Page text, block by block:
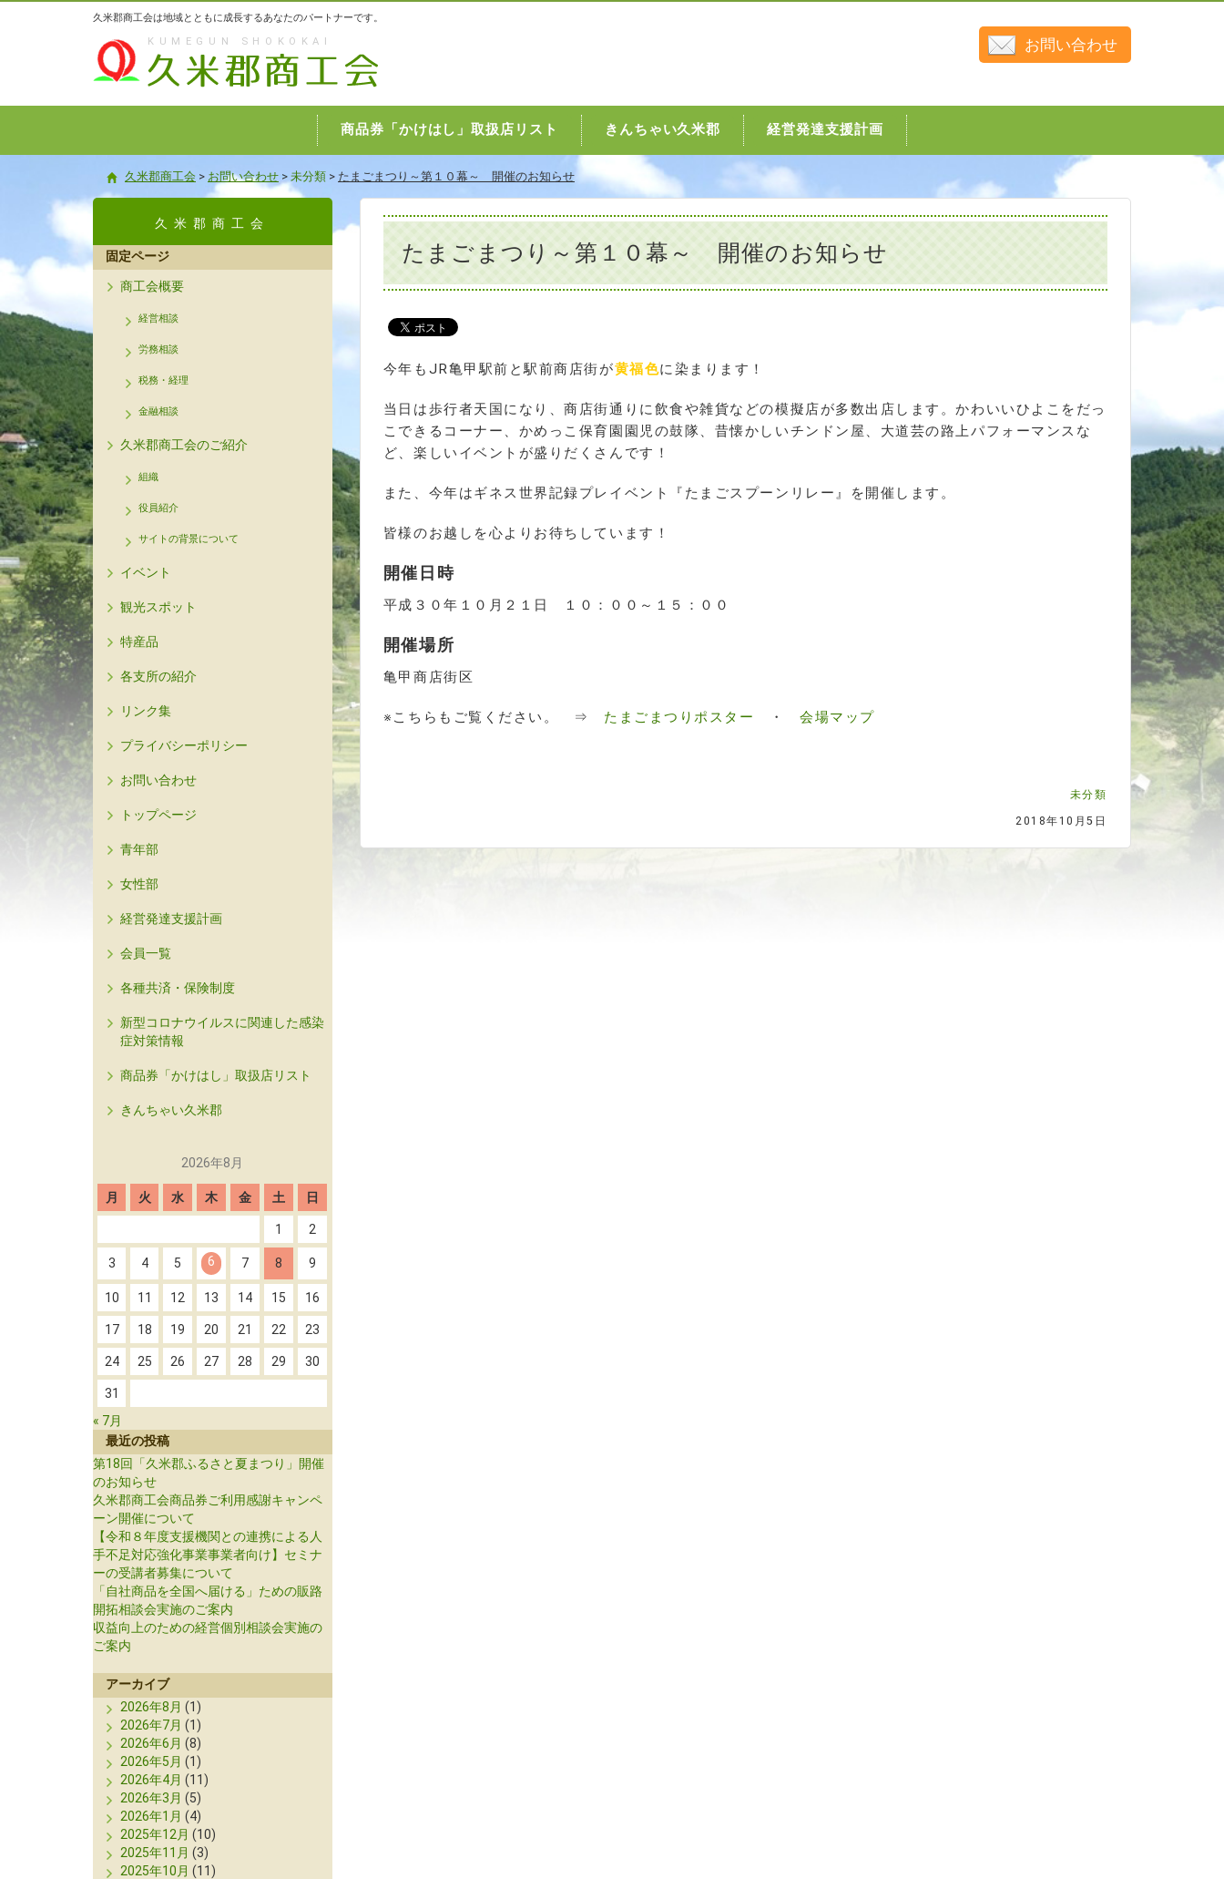
久米郡商工会は地域とともに成長するあなたのパートナーです。
KUMEGUN SHOKOKAI
お問い合わせ
商品券「かけはし」取扱店リスト きんちゃい久米郡 経営発達支援計画
久米郡商工会 > お問い合わせ > 未分類 > たまごまつり～第１０幕～ 開催のお知らせ
たまごまつり～第１０幕～ 開催のお知らせ
今年もJR亀甲駅前と駅前商店街が黄福色に染まります！
当日は歩行者天国になり、商店街通りに飲食や雑貨などの模擬店が多数出店します。かわいいひよこをだっ
こできるコーナー、かめっこ保育園園児の鼓隊、昔懐かしいチンドン屋、大道芸の路上パフォーマンスな
ど、楽しいイベントが盛りだくさんです！
また、今年はギネス世界記録プレイベント『たまごスプーンリレー』を開催します。
皆様のお越しを心よりお待ちしています！
開催日時
平成３０年１０月２１日 １０：００～１５：００
開催場所
亀甲商店街区
※こちらもご覧ください。 ⇒ たまごまつりポスター ・会場マップ
未分類
2018年10月5日
久米郡商工会
固定ページ
商工会概要
経営相談
労務相談
税務・経理
金融相談
久米郡商工会のご紹介
組織
役員紹介
サイトの背景について
イベント
観光スポット
特産品
各支所の紹介
リンク集
プライバシーポリシー
お問い合わせ
トップページ
青年部
女性部
経営発達支援計画
会員一覧
各種共済・保険制度
新型コロナウイルスに関連した感染
症対策情報
商品券「かけはし」取扱店リスト
きんちゃい久米郡
2026年8月
月 火 水 木 金 土 日
1 2
3 4 5 6 7 8 9
10 11 12 13 14 15 16
17 18 19 20 21 22 23
24 25 26 27 28 29 30
31
« 7月
最近の投稿
第18回「久米郡ふるさと夏まつり」開催
のお知らせ
久米郡商工会商品券ご利用感謝キャンペ
ーン開催について
【令和８年度支援機関との連携による人
手不足対応強化事業事業者向け】セミナ
ーの受講者募集について
「自社商品を全国へ届ける」ための販路
開拓相談会実施のご案内
収益向上のための経営個別相談会実施の
ご案内
アーカイブ
2026年8月 (1)
2026年7月 (1)
2026年6月 (8)
2026年5月 (1)
2026年4月 (11)
2026年3月 (5)
2026年1月 (4)
2025年12月 (10)
2025年11月 (3)
2025年10月 (11)